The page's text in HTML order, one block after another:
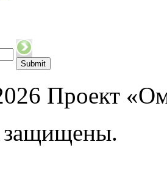
Проект
защищены.